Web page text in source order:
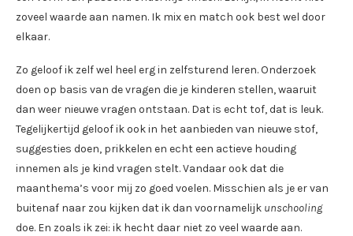
zoveel waarde aan namen. Ik mix en match ook best wel door
elkaar.
Zo geloof ik zelf wel heel erg in zelfsturend leren. Onderzoek
doen op basis van de vragen die je kinderen stellen, waaruit
dan weer nieuwe vragen ontstaan. Dat is echt tof, dat is leuk.
Tegelijkertijd geloof ik ook in het aanbieden van nieuwe stof,
suggesties doen, prikkelen en echt een actieve houding
innemen als je kind vragen stelt. Vandaar ook dat die
maanthema’s voor mij zo goed voelen. Misschien als je er van
buitenaf naar zou kijken dat ik dan voornamelijk unschooling
doe. En zoals ik zei: ik hecht daar niet zo veel waarde aan.